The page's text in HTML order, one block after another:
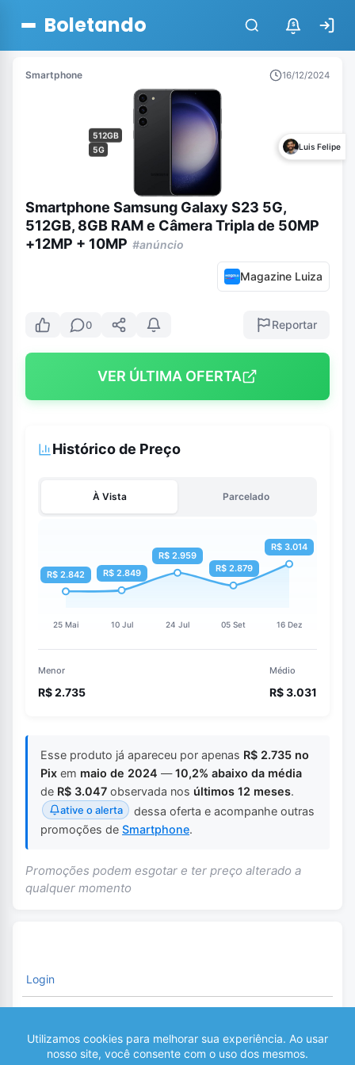
Boletando $
Smartphone 16/12/2024
512GB
5G
Luis Felipe
Smartphone Samsung Galaxy S23 5G,
512GB, 8GB RAM e Câmera Tripla de 50MP
+12MP + 10MP #anúncio
Magazine Luiza
0 Reportar
VER ÚLTIMA OFERTA
Histórico de Preço
À Vista Parcelado
Menor
R$ 2.735
Médio
R$ 3.031
Esse produto já apareceu por apenas R$ 2.735 no
Pix em maio de 2024 —10,2% abaixo da média
de R$ 3.047 observada nos últimos 12 meses.
ative o alerta
dessa oferta e acompanhe outras
promoções de Smartphone.
Promoções podem esgotar e ter preço alterado a
qualquer momento
Login